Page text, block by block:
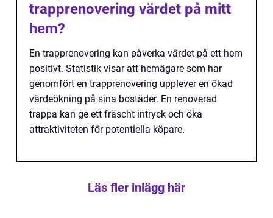
trapprenovering värdet på mitt
hem?
En trapprenovering kan påverka värdet på ett hem
positivt. Statistik visar att hemägare som har
genomfört en trapprenovering upplever en ökad
värdeökning på sina bostäder. En renoverad
trappa kan ge ett fräscht intryck och öka
attraktiviteten för potentiella köpare.
Läs fler inlägg här